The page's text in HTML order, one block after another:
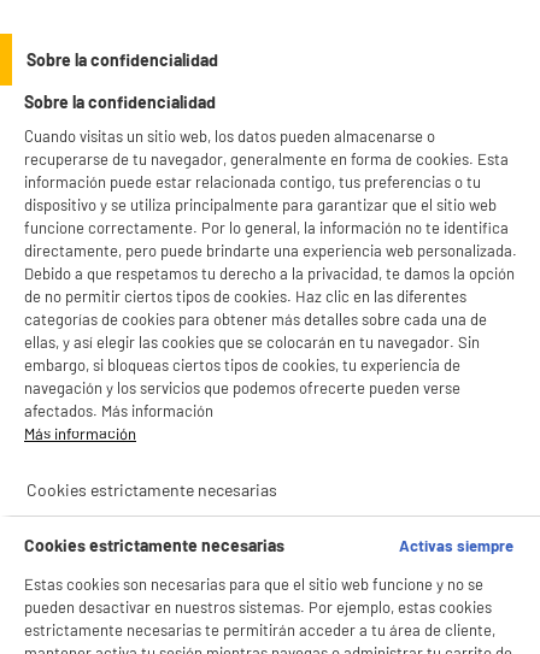
DEPOT
Con el fin de mejorar tu experiencia, y tras tu consentimiento, ELECTRO DEPOT
y sus socios utilizan cookies que procesan tus datos personales para:
- compartir contenido adaptado a tus preferencias
- ofrecer publicidad y comunicaciones personalizadas
- facilitar el intercambio de contenido en las redes sociales
- analizar el tráfico en nuestro sitio web Consulta la política de cookies.
Sobre la confidencialidad
Sobre la confidencialidad
Cuando visitas un sitio web, los datos pueden almacenarse o
recuperarse de tu navegador, generalmente en forma de cookies. Esta
información puede estar relacionada contigo, tus preferencias o tu
dispositivo y se utiliza principalmente para garantizar que el sitio web
funcione correctamente. Por lo general, la información no te identifica
directamente, pero puede brindarte una experiencia web personalizada.
Debido a que respetamos tu derecho a la privacidad, te damos la opción
de no permitir ciertos tipos de cookies. Haz clic en las diferentes
categorías de cookies para obtener más detalles sobre cada una de
ellas, y así elegir las cookies que se colocarán en tu navegador. Sin
embargo, si bloqueas ciertos tipos de cookies, tu experiencia de
navegación y los servicios que podemos ofrecerte pueden verse
afectados. Más información
Más información
Cookies estrictamente necesarias
Cookies estrictamente necesarias
Activas siempre
Estas cookies son necesarias para que el sitio web funcione y no se
pueden desactivar en nuestros sistemas. Por ejemplo, estas cookies
estrictamente necesarias te permitirán acceder a tu área de cliente,